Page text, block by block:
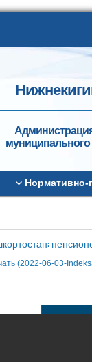
муниципального
(2022-06-03-